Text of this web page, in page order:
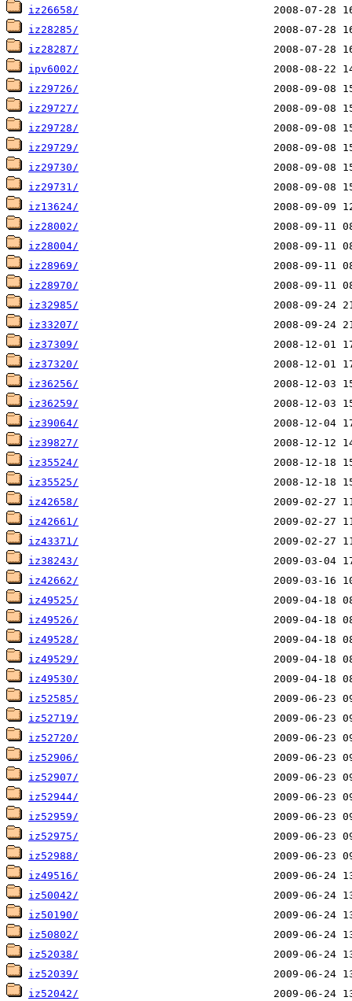
iz26658/
iz28285/
iz28287/
ipv6002/
iz29726/
iz29727/
iz29728/
iz29729/
iz29730/
iz29731/
iz13624/
iz28002/
iz28004/
iz28969/
iz28970/
iz32985/
iz33207/
iz37309/
iz37320/
iz36256/
iz36259/
iz39064/
iz39827/
iz35524/
iz35525/
iz42658/
iz42661/
iz43371/
iz38243/
iz42662/
iz49525/
iz49526/
iz49528/
iz49529/
iz49530/
iz52585/
iz52719/
iz52720/
iz52906/
iz52907/
iz52944/
iz52959/
iz52975/
iz52988/
iz49516/
iz50042/
iz50190/
iz50802/
iz52038/
iz52039/
iz52042/